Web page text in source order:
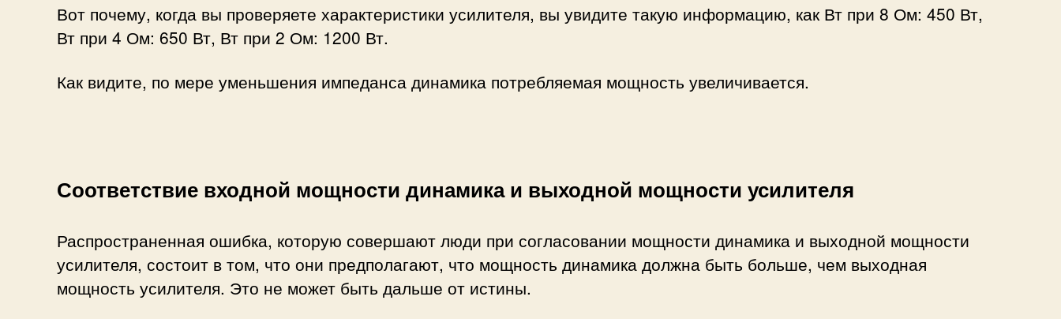
Вот почему, когда вы проверяете характеристики усилителя, вы увидите такую ​​информацию, как Вт при 8 Ом: 450 Вт,
Вт при 4 Ом: 650 Вт, Вт при 2 Ом: 1200 Вт.
Как видите, по мере уменьшения импеданса динамика потребляемая мощность увеличивается.
Соответствие входной мощности динамика и выходной мощности усилителя
Распространенная ошибка, которую совершают люди при согласовании мощности динамика и выходной мощности
усилителя, состоит в том, что они предполагают, что мощность динамика должна быть больше, чем выходная
мощность усилителя. Это не может быть дальше от истины.